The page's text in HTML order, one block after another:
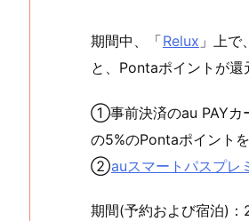
期間中、「Relux 」上
と、Pontaポイントが還
①事前決済のau PAYカ
の5%のPontaポイント
②auスマートパスプレ
期間(予約および宿泊)：